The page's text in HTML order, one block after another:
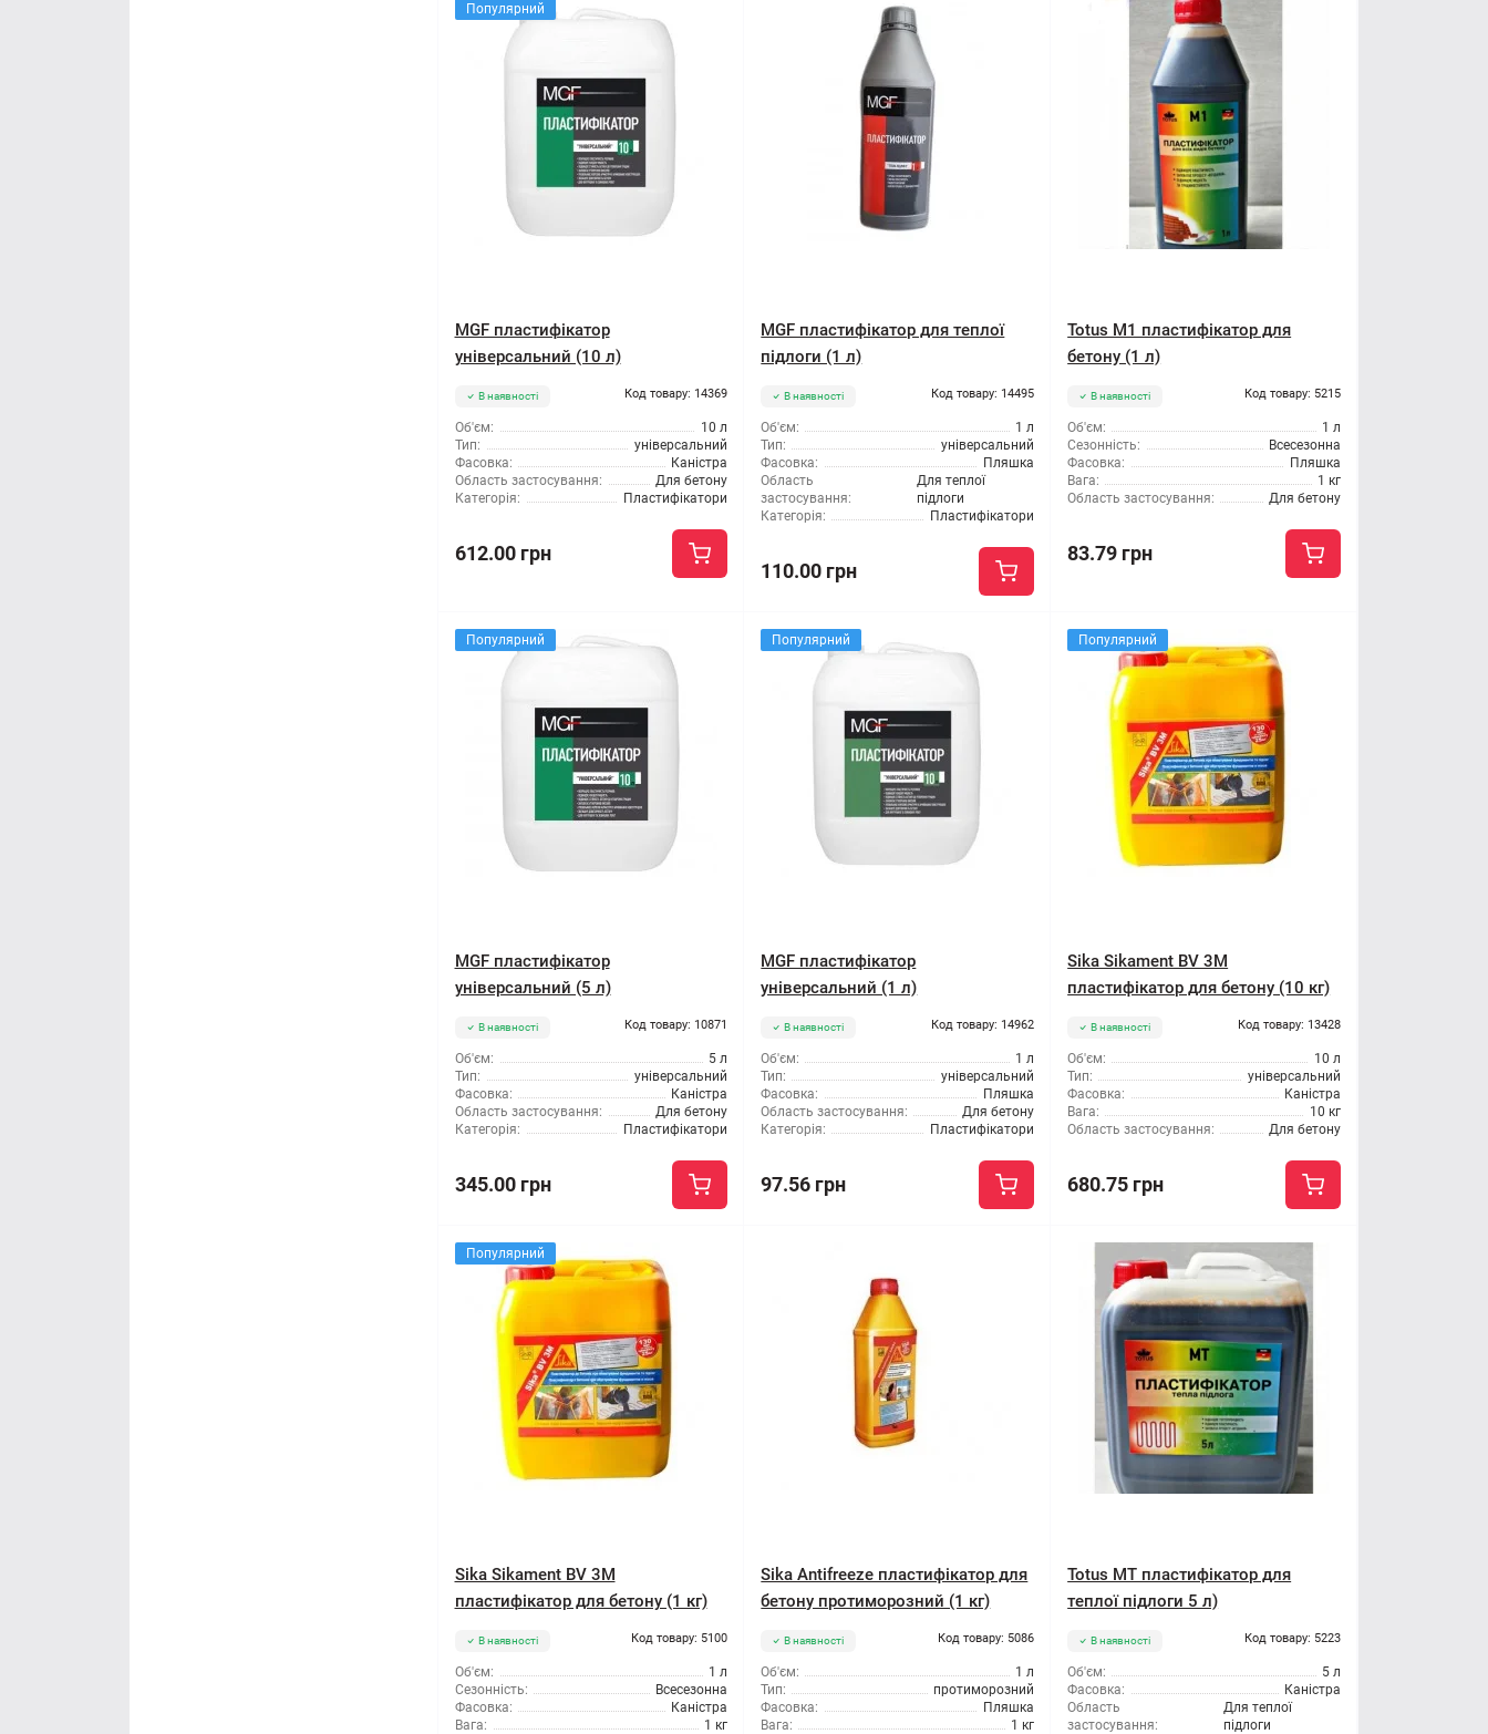
Популярний
MGF пластифікатор
універсальний (10 л)
В наявності Код товару: 14369
Об'єм:
10 л
Тип:
універсальний
Фасовка:
Каністра
Область застосування:
Для бетону
Категорія:
Пластифікатори
612.00 грн
MGF пластифікатор для теплої
підлоги (1 л)
В наявності Код товару: 14495
Об'єм:
1 л
Тип:
універсальний
Фасовка:
Пляшка
Область
застосування:
Для теплої
підлоги
Категорія:
Пластифікатори
110.00 грн
Totus M1 пластифікатор для
бетону (1 л)
В наявності Код товару: 5215
Об'єм:
1 л
Сезонність:
Всесезонна
Фасовка:
Пляшка
Вага:
1 кг
Область застосування:
Для бетону
83.79 грн
Популярний
MGF пластифікатор
універсальний (5 л)
В наявності Код товару: 10871
Об'єм:
5 л
Тип:
універсальний
Фасовка:
Каністра
Область застосування:
Для бетону
Категорія:
Пластифікатори
345.00 грн
Популярний
MGF пластифікатор
універсальний (1 л)
В наявності Код товару: 14962
Об'єм:
1 л
Тип:
універсальний
Фасовка:
Пляшка
Область застосування:
Для бетону
Категорія:
Пластифікатори
97.56 грн
Популярний
Sika Sikament BV 3M
пластифікатор для бетону (10 кг)
В наявності Код товару: 13428
Об'єм:
10 л
Тип:
універсальний
Фасовка:
Каністра
Вага:
10 кг
Область застосування:
Для бетону
680.75 грн
Популярний
Sika Sikament BV 3M
пластифікатор для бетону (1 кг)
В наявності Код товару: 5100
Об'єм:
1 л
Сезонність:
Всесезонна
Фасовка:
Каністра
Вага:
1 кг
Sika Antifreeze пластифікатор для
бетону протиморозний (1 кг)
В наявності Код товару: 5086
Об'єм:
1 л
Тип:
протиморозний
Фасовка:
Пляшка
Вага:
1 кг
Totus МТ пластифікатор для
теплої підлоги 5 л)
В наявності Код товару: 5223
Об'єм:
5 л
Фасовка:
Каністра
Область
застосування:
Для теплої
підлоги